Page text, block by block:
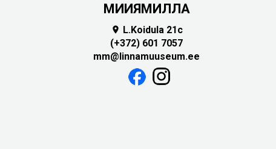
МИИЯМИЛЛА
 L.Koidula 21c
(+372) 601 7057
mm@linnamuuseum.ee